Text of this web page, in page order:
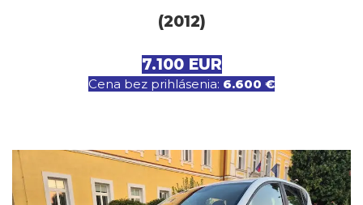
(2012)
7.100 EUR
Cena bez prihlásenia: 6.600 €